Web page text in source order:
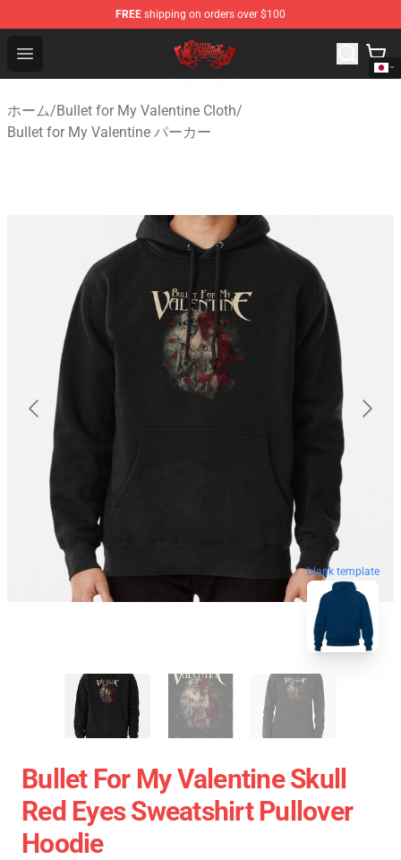
FREE shipping on orders over $100
Open menu
Bullet for My Valentine Store - Official Bullet for My
ホーム/Bullet for My Valentine Cloth/
Bullet for My Valentine パーカー
blank template
Bullet For My Valentine Skull
Red Eyes Sweatshirt Pullover
Hoodie